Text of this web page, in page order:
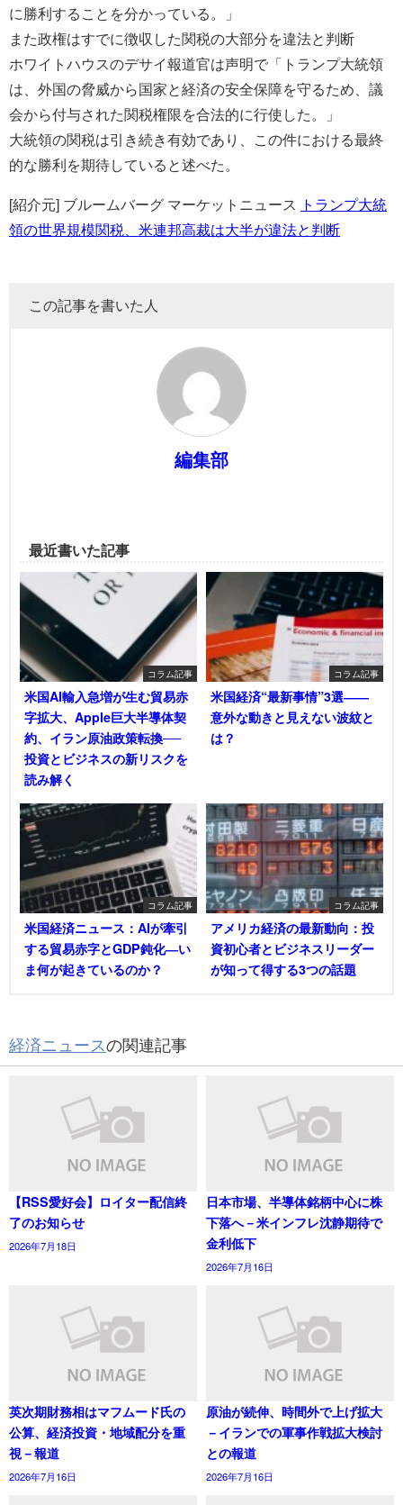
に勝利することを分かっている。」
また政権はすでに徴収した関税の大部分を違法と判断
ホワイトハウスのデサイ報道官は声明で「トランプ大統領
は、外国の脅威から国家と経済の安全保障を守るため、議
会から付与された関税権限を合法的に行使した。」
大統領の関税は引き続き有効であり、この件における最終
的な勝利を期待していると述べた。
[紹介元] ブルームバーグ マーケットニュース トランプ大統
領の世界規模関税、米連邦高裁は大半が違法と判断
この記事を書いた人
編集部
最近書いた記事
コラム記事
米国AI輸入急増が生む貿易赤
字拡大、Apple巨大半導体契
約、イラン原油政策転換──
投資とビジネスの新リスクを
読み解く
コラム記事
米国経済“最新事情”3選――
意外な動きと見えない波紋と
は？
コラム記事
米国経済ニュース：AIが牽引
する貿易赤字とGDP鈍化―い
ま何が起きているのか？
コラム記事
アメリカ経済の最新動向：投
資初心者とビジネスリーダー
が知って得する3つの話題
経済ニュースの関連記事
【RSS愛好会】ロイター配信終
了のお知らせ
2026年7月18日
日本市場、半導体銘柄中心に株
下落へ－米インフレ沈静期待で
金利低下
2026年7月16日
英次期財務相はマフムード氏の
公算、経済投資・地域配分を重
視－報道
2026年7月16日
原油が続伸、時間外で上げ拡大
－イランでの軍事作戦拡大検討
との報道
2026年7月16日